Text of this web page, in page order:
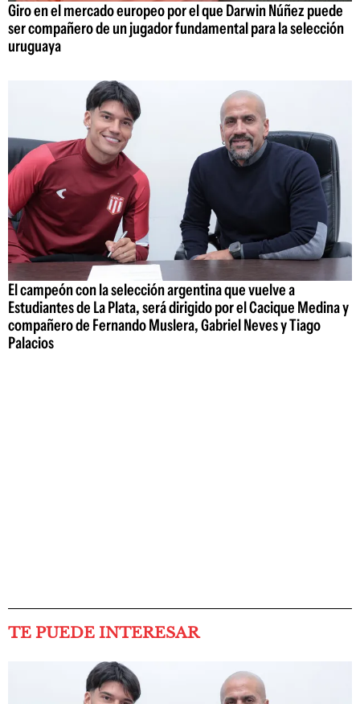
Giro en el mercado europeo por el que Darwin Núñez puede
ser compañero de un jugador fundamental para la selección
uruguaya
El campeón con la selección argentina que vuelve a
Estudiantes de La Plata, será dirigido por el Cacique Medina y
compañero de Fernando Muslera, Gabriel Neves y Tiago
Palacios
TE PUEDE INTERESAR